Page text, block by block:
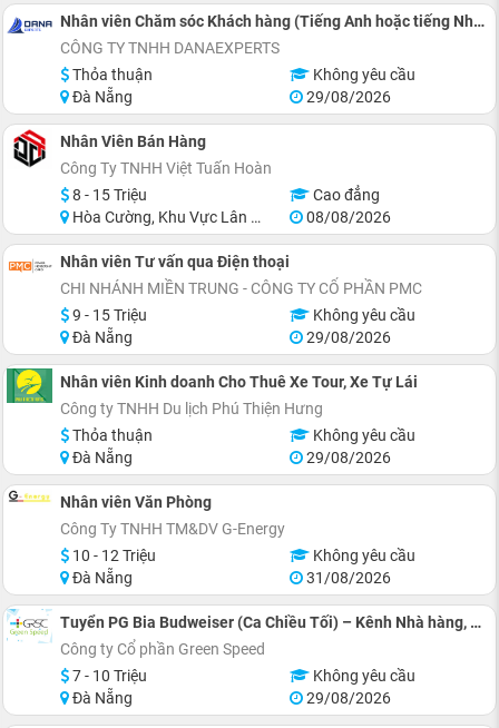
Nhân viên Chăm sóc Khách hàng (Tiếng Anh hoặc tiếng Nhật)
CÔNG TY TNHH DANAEXPERTS
Thỏa thuận
Không yêu cầu
Đà Nẵng
29/08/2026
Nhân Viên Bán Hàng
Công Ty TNHH Việt Tuấn Hoàn
8 - 15 Triệu
Cao đẳng
Hòa Cường, Khu Vực Lân Cận Đà Nẵng
08/08/2026
Nhân viên Tư vấn qua Điện thoại
CHI NHÁNH MIỀN TRUNG - CÔNG TY CỔ PHẦN PMC
9 - 15 Triệu
Không yêu cầu
Đà Nẵng
29/08/2026
Nhân viên Kinh doanh Cho Thuê Xe Tour, Xe Tự Lái
Công ty TNHH Du lịch Phú Thiện Hưng
Thỏa thuận
Không yêu cầu
Đà Nẵng
29/08/2026
Nhân viên Văn Phòng
Công Ty TNHH TM&DV G-Energy
10 - 12 Triệu
Không yêu cầu
Đà Nẵng
31/08/2026
Tuyển PG Bia Budweiser (Ca Chiều Tối) – Kênh Nhà hàng, Quán Ăn
Công ty Cổ phần Green Speed
7 - 10 Triệu
Không yêu cầu
Đà Nẵng
29/08/2026